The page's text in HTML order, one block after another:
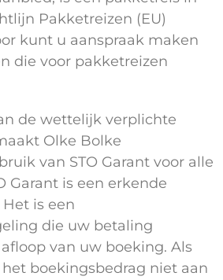
Pakketreizen (EU)
kunt u aanspraak maken
die voor pakketreizen
de wettelijk verplichte
Olke Bolke
van STO Garant voor alle
Garant is een erkende
is een
die uw betaling
van uw boeking. Als
boekingsbedrag niet aan